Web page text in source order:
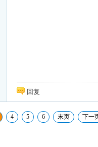
回复
4 5 6 末页 下一